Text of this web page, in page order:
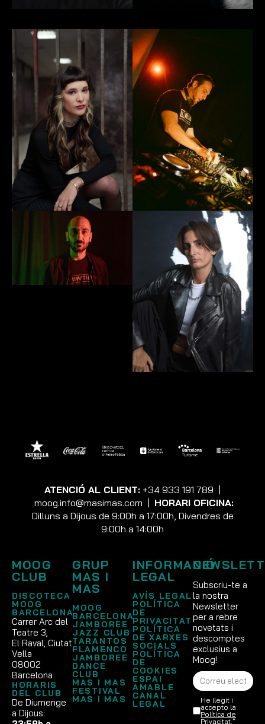
ATENCIÓ AL CLIENT: +34 933 191 789 |
moog.info@masimas.com | HORARI OFICINA:
Dilluns a Dijous de 9:00h a 17:00h, Divendres de
9:00h a 14:00h
MOOG
CLUB
DISCOTECA
MOOG
BARCELONA
Carrer Arc del
Teatre 3,
El Raval, Ciutat
Vella
08002
Barcelona
HORARIS
DEL CLUB
De Diumenge
a Dijous:
GRUP
MAS I
MAS
MOOG
BARCELONA
JAMBOREE
JAZZ CLUB
TARANTOS
FLAMENCO
JAMBOREE
DANCE
CLUB
MAS I MAS
FESTIVAL
MAS I MAS
INFORMACIÓ
LEGAL
AVÍS LEGAL
POLÍTICA
DE
PRIVACITAT
POLÍTICA
DE XARXES
SOCIALS
POLÍTICA
DE
COOKIES
ESPAI
AMABLE
CANAL
LEGAL
Subscriu-te a
la nostra
Newsletter
per a rebre
novetats i
descomptes
exclusius a
Moog!
He llegit i
accepto la
Política de
Privacitat.*